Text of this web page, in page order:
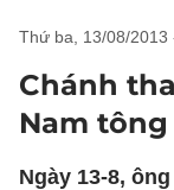
thứ ba, 13/08/2013
Chánh
Nam
Ngày 13-8,